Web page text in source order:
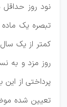
نود روز حداقل
تبصره یک ماده
کمتر از یک
روز مزد و به
پرداختی از
تعیین شده